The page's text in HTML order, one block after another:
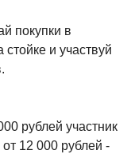
покупки в
и участвуй
рублей участник
12 000 рублей -